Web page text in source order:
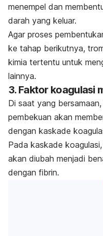
menempel dan
darah yang keluar.
Agar proses
ke tahap berikutnya,
kimia tertentu untuk
lainnya.
3. Faktor koagulasi
Di saat yang
pembekuan akan
dengan kaskade
Pada kaskade
akan diubah menjadi
dengan fibrin.